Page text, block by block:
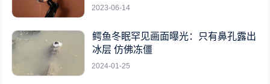
2023-06-14
鳄鱼冬眠罕见画面曝光：只有鼻孔露出
冰层 仿佛冻僵
2024-01-25